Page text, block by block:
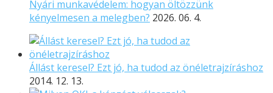
Nyári munkavédelem: hogyan öltözzünk
kényelmesen a melegben? 2026. 06. 4.
Állást keresel? Ezt jó, ha tudod az önéletrajzíráshoz
2014. 12. 13.